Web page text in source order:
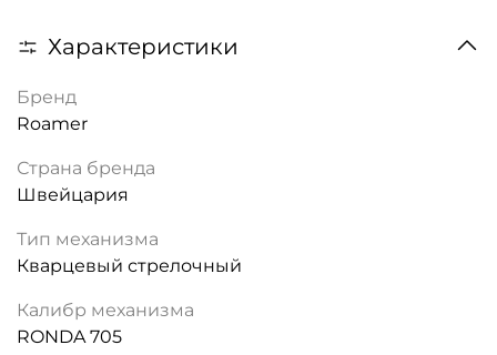
Характеристики
Бренд
Roamer
Страна бренда
Швейцария
Тип механизма
Кварцевый стрелочный
Калибр механизма
RONDA 705